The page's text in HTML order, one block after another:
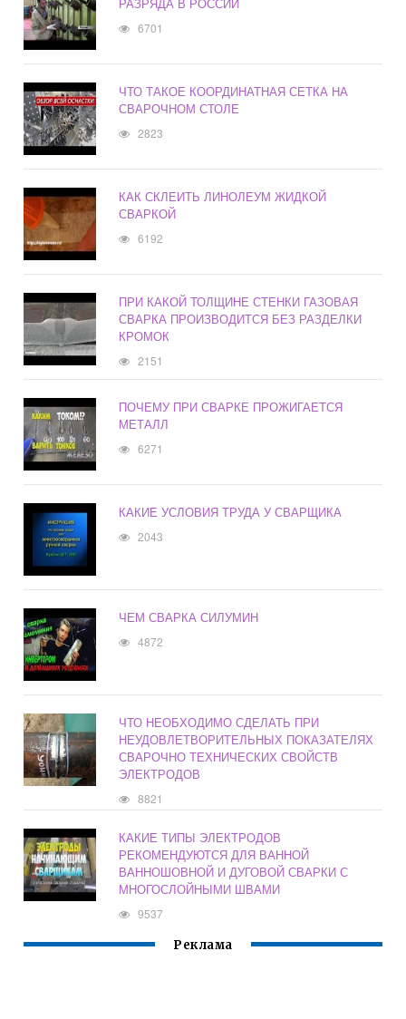
6701
ЧТО ТАКОЕ КООРДИНАТНАЯ СЕТКА НА
СВАРОЧНОМ СТОЛЕ
2823
КАК СКЛЕИТЬ ЛИНОЛЕУМ ЖИДКОЙ
СВАРКОЙ
6192
ПРИ КАКОЙ ТОЛЩИНЕ СТЕНКИ ГАЗОВАЯ
СВАРКА ПРОИЗВОДИТСЯ БЕЗ РАЗДЕЛКИ
КРОМОК
2151
ПОЧЕМУ ПРИ СВАРКЕ ПРОЖИГАЕТСЯ
МЕТАЛЛ
6271
КАКИЕ УСЛОВИЯ ТРУДА У СВАРЩИКА
2043
ЧЕМ СВАРКА СИЛУМИН
4872
ЧТО НЕОБХОДИМО СДЕЛАТЬ ПРИ
НЕУДОВЛЕТВОРИТЕЛЬНЫХ ПОКАЗАТЕЛЯХ
СВАРОЧНО ТЕХНИЧЕСКИХ СВОЙСТВ
ЭЛЕКТРОДОВ
8821
КАКИЕ ТИПЫ ЭЛЕКТРОДОВ
РЕКОМЕНДУЮТСЯ ДЛЯ ВАННОЙ
ВАННОШОВНОЙ И ДУГОВОЙ СВАРКИ С
МНОГОСЛОЙНЫМИ ШВАМИ
9537
Реклама